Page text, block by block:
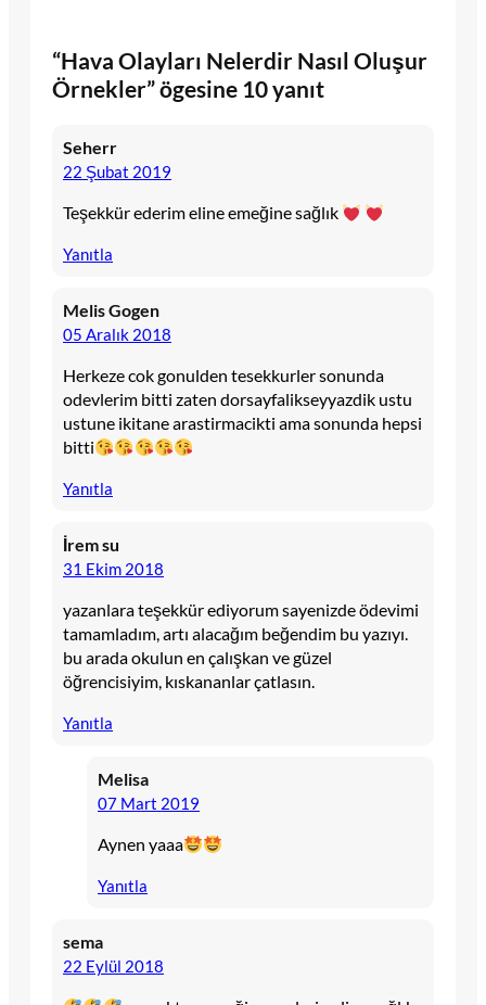
“Hava Olayları Nelerdir Nasıl Oluşur
Örnekler” ögesine 10 yanıt
Seherr
22 Şubat 2019
Teşekkür ederim eline emeğine sağlık
Yanıtla
Melis Gogen
05 Aralık 2018
Herkeze cok gonulden tesekkurler sonunda
odevlerim bitti zaten dorsayfalikseyyazdik ustu
ustune ikitane arastirmacikti ama sonunda hepsi
bitti
Yanıtla
İrem su
31 Ekim 2018
yazanlara teşekkür ediyorum sayenizde ödevimi
tamamladım, artı alacağım beğendim bu yazıyı.
bu arada okulun en çalışkan ve güzel
öğrencisiyim, kıskananlar çatlasın.
Yanıtla
Melisa
07 Mart 2019
Aynen yaaa
Yanıtla
sema
22 Eylül 2018